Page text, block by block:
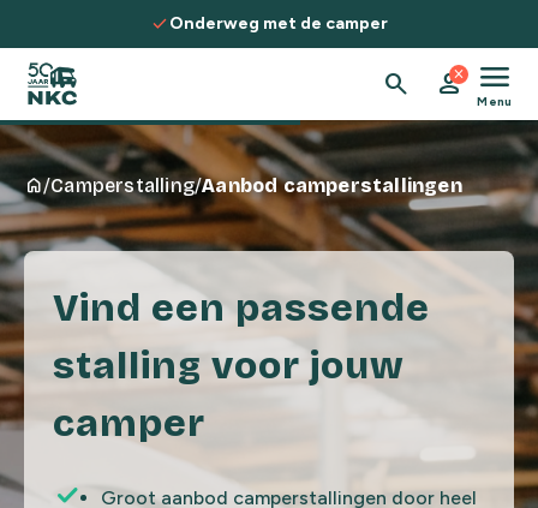
Spring naar de inhoudOnderweg met de camper
search person
close menu
Menu
home/Camperstalling/Aanbod camperstallingen
Vind een passende
stalling voor jouw
camper
Groot aanbod camperstallingen door heel
Spring naar de camperstallingen